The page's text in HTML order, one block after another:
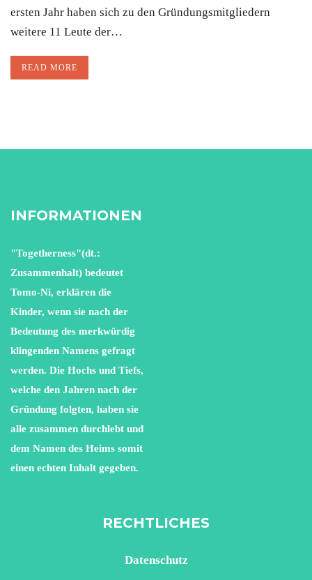
ersten Jahr haben sich zu den Gründungsmitgliedern
weitere 11 Leute der…
READ MORE
INFORMATIONEN
"Togetherness"(dt.:
Zusammenhalt) bedeutet
Tomo-Ni, erklären die
Kinder, wenn sie nach der
Bedeutung des merkwürdig
klingenden Namens gefragt
werden. Die Hochs und Tiefs,
welche den Jahren nach der
Gründung folgten, haben sie
alle zusammen durchlebt und
dem Namen des Heims somit
einen echten Inhalt gegeben.
RECHTLICHES
Datenschutz